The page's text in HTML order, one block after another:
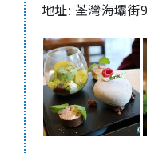
地址: 荃灣海壩街